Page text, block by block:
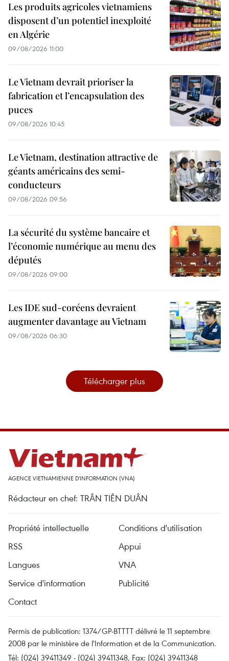
Les produits agricoles vietnamiens
disposent d’un potentiel inexploité
en Algérie
09/08/2026 11:00
Le Vietnam devrait prioriser la
fabrication et l’encapsulation des
puces
09/08/2026 10:45
Le Vietnam, destination attractive de
géants américains des semi-
conducteurs
09/08/2026 09:56
La sécurité du système bancaire et
l’économie numérique au menu des
députés
09/08/2026 09:00
Les IDE sud-coréens devraient
augmenter davantage au Vietnam
09/08/2026 06:30
Télécharger plus
AGENCE VIETNAMIENNE D'INFORMATION (VNA)
Rédacteur en chef: TRÂN TIÊN DUÂN
Propriété intellectuelle
Conditions d'utilisation
RSS
Appui
Langues
VNA
Service d'information
Publicité
Contact
Permis de publication: 1374/GP-BTTTT délivré le 11 septembre
2008 par le ministère de l'Information et de la Communication.
Tél: (024) 39411349 - (024) 39411348, Fax: (024) 39411348